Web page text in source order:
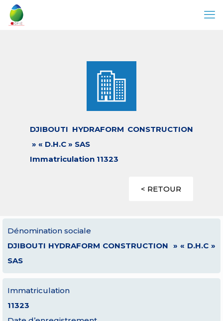
DJIBOUTI HYDRAFORM CONSTRUCTION
» « D.H.C » SAS
Immatriculation 11323
< RETOUR
Dénomination sociale
DJIBOUTI HYDRAFORM CONSTRUCTION » « D.H.C »
SAS
Immatriculation
11323